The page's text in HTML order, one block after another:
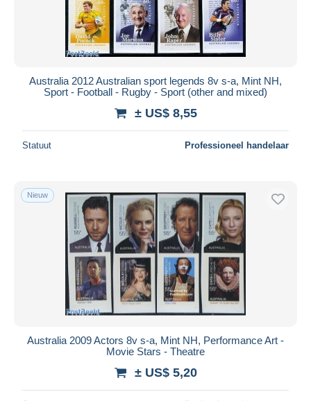
Australia 2012 Australian sport legends 8v s-a, Mint NH,
Sport - Football - Rugby - Sport (other and mixed)
± US$ 8,55
Statuut Professioneel handelaar
Nieuw
Australia 2009 Actors 8v s-a, Mint NH, Performance Art -
Movie Stars - Theatre
± US$ 5,20